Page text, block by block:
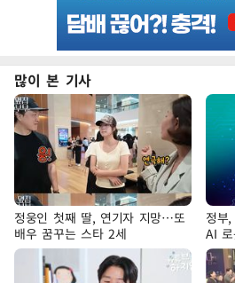
많이 본 기사
정웅인 첫째 딸, 연기자 지망…또
배우 꿈꾸는 스타 2세
정부
AI